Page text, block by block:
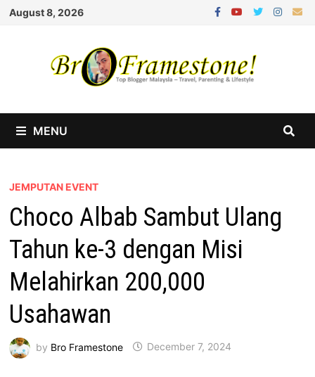
Skip
August 8, 2026
MENU
JEMPUTAN EVENT
Choco Albab Sambut Ulang
Tahun ke-3 dengan Misi
Melahirkan 200,000
Usahawan
by Bro Framestone December 7, 2024